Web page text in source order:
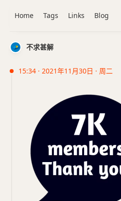
不求甚解
15:34 · 2021年11月30日 · 周二
Home Tags Links Blog